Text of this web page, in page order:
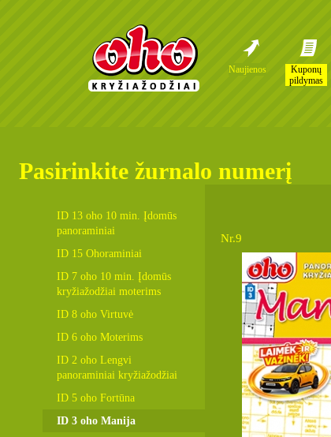
Naujienos
Kuponų
pildymas
Pasirinkite žurnalo numerį
ID 13 oho 10 min. Įdomūs
panoraminiai
ID 15 Ohoraminiai
ID 7 oho 10 min. Įdomūs
kryžiažodžiai moterims
ID 8 oho Virtuvė
ID 6 oho Moterims
ID 2 oho Lengvi
panoraminiai kryžiažodžiai
ID 5 oho Fortūna
ID 3 oho Manija
Nr.9